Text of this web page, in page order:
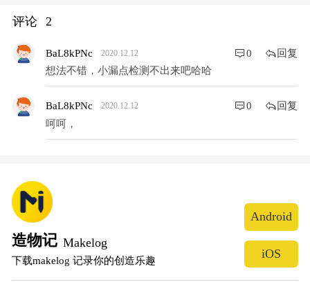
评论 2
BaL8kPNc 2020.12.12 0 回复
想法不错，小漏点检测不出来吧哈哈
BaL8kPNc 2020.12.12 0 回复
呵呵，
造物记 Makelog
下载makelog 记录你的创造乐趣
Android
iOS